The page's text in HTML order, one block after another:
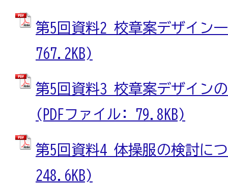
第5回資料2 校章案デザイン
767.2KB)
第5回資料3 校章案デザイン
(PDFファイル: 79.8KB)
第5回資料4 体操服の検討に
248.6KB)